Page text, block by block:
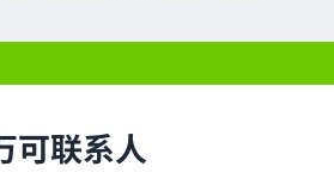
可联系人